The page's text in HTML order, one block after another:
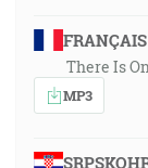
FRANÇAIS
There Is
MP3